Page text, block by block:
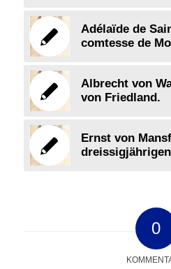
Adélaïde de
comtesse de
Albrecht von
von Friedland.
Ernst von
0